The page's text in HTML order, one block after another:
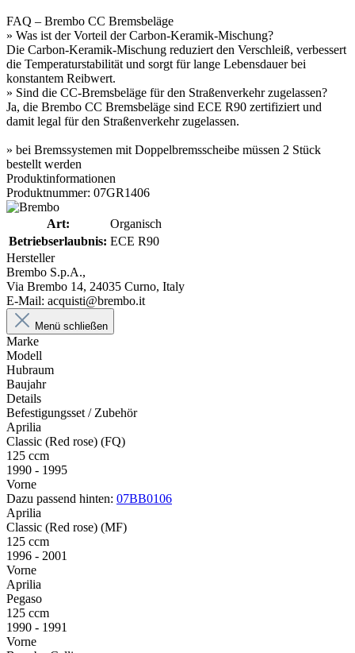
FAQ – Brembo CC Bremsbeläge
» Was ist der Vorteil der Carbon-Keramik-Mischung?
Die Carbon-Keramik-Mischung reduziert den Verschleiß, verbessert
die Temperaturstabilität und sorgt für lange Lebensdauer bei
konstantem Reibwert.
» Sind die CC-Bremsbeläge für den Straßenverkehr zugelassen?
Ja, die Brembo CC Bremsbeläge sind ECE R90 zertifiziert und
damit legal für den Straßenverkehr zugelassen.
» bei Bremssystemen mit Doppelbremsscheibe müssen 2 Stück
bestellt werden
Produktinformationen
Produktnummer: 07GR1406
Art:
Organisch
Betriebserlaubnis: ECE R90
Hersteller
Brembo S.p.A.,
Via Brembo 14, 24035 Curno, Italy
E-Mail: acquisti@brembo.it
Menü schließen
Marke
Modell
Hubraum
Baujahr
Details
Befestigungsset / Zubehör
Aprilia
Classic (Red rose) (FQ)
125 ccm
1990 - 1995
Vorne
Dazu passend hinten: 07BB0106
Aprilia
Classic (Red rose) (MF)
125 ccm
1996 - 2001
Vorne
Aprilia
Pegaso
125 ccm
1990 - 1991
Vorne